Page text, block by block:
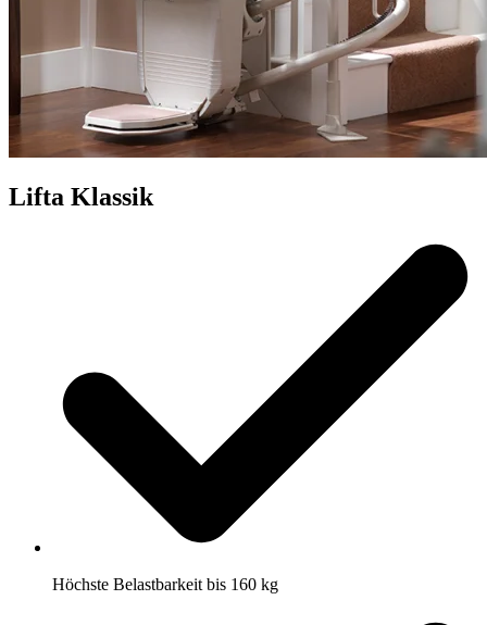
Lifta Klassik
Höchste Belastbarkeit bis 160 kg